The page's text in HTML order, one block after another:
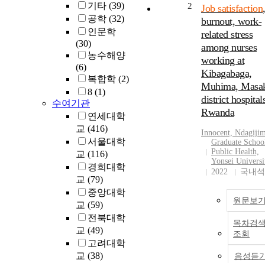
기타 (39)
공학 (32)
인문학
(30)
농수해양
(6)
복합학 (2)
8 (1)
수여기관
연세대학
교 (416)
서울대학
교 (116)
경희대학
교 (79)
중앙대학
교 (59)
전북대학
교 (49)
고려대학
교 (38)
2 Job satisfaction,
burnout, work-
related stress
among nurses
working at
Kibagabaga,
Muhima,
district
Rwanda
Innocent,
Graduate
Public Health,
Yonsei
2022
국내
원문보
목차검
조회
음성듣